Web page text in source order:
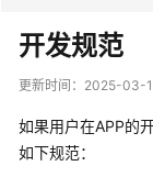
最
新
动
服
开发规范
更新时间： 2025-03-
如果用户在APP的
如下规范：